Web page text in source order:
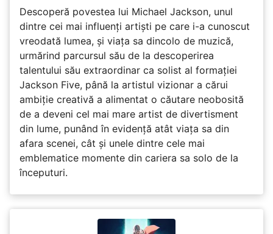
Descoperă povestea lui Michael Jackson, unul
dintre cei mai influenți artiști pe care i-a cunoscut
vreodată lumea, și viața sa dincolo de muzică,
urmărind parcursul său de la descoperirea
talentului său extraordinar ca solist al formației
Jackson Five, până la artistul vizionar a cărui
ambiție creativă a alimentat o căutare neobosită
de a deveni cel mai mare artist de divertisment
din lume, punând în evidență atât viața sa din
afara scenei, cât și unele dintre cele mai
emblematice momente din cariera sa solo de la
începuturi.